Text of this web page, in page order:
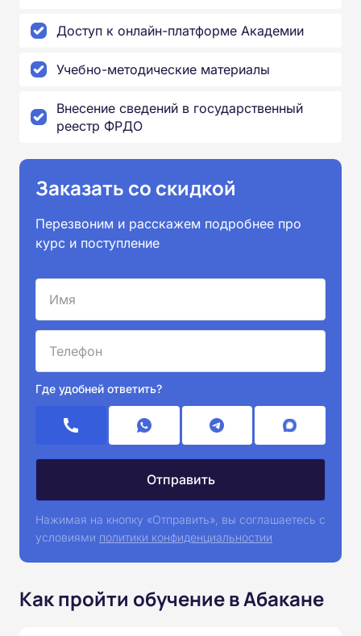
Доступ к онлайн-платформе Академии
Учебно-методические материалы
Внесение сведений в государственный
реестр ФРДО
Заказать со скидкой
Перезвоним и расскажем подробнее про
курс и поступление
Где удобней ответить?
Нажимая на кнопку «Отправить», вы соглашаетесь с
условиями политики конфиденциальностии
Как пройти обучение в Абакане